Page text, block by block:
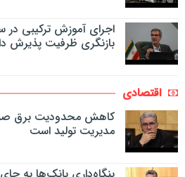
اجرای آموزش ترکیبی
بازنگری ظرفیت پذیرش
اقتصادی
کاهش محدودیت برق
مدیریت تولید است